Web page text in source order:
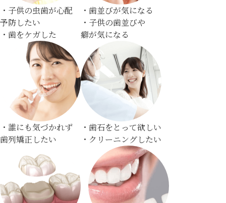
・子供の虫歯が心配
予防したい
・歯をケガした
・歯並びが気になる
・子供の歯並びや
癖が気になる
・誰にも気づかれず
歯列矯正したい
・歯石をとって欲しい
・クリーニングしたい